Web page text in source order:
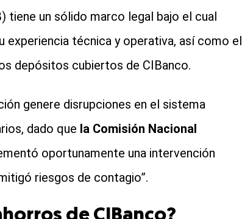
tiene un sólido marco legal bajo el cual
experiencia técnica y operativa, así como el
depósitos cubiertos de CIBanco.
genere disrupciones en el sistema
dado que la Comisión Nacional
oportunamente una intervención
riesgos de contagio”.